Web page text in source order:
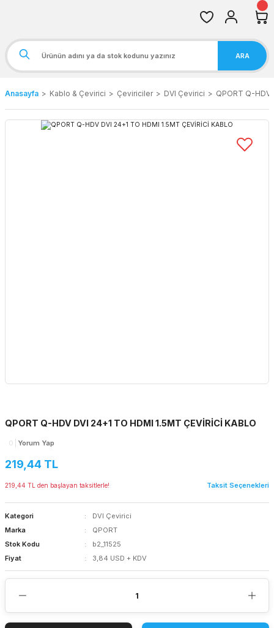
ARA
Anasayfa Kablo & Çevirici Çeviriciler DVI Çevirici QPORT Q-HDV
QPORT Q-HDV DVI 24+1 TO HDMI 1.5MT ÇEVİRİCİ KABLO
0 Yorum Yap
219,44 TL
219,44 TL den başlayan taksitlerle! Taksit Seçenekleri
Kategori
DVI Çevirici
Marka
QPORT
Stok Kodu
b2_11525
Fiyat
3,84 USD + KDV